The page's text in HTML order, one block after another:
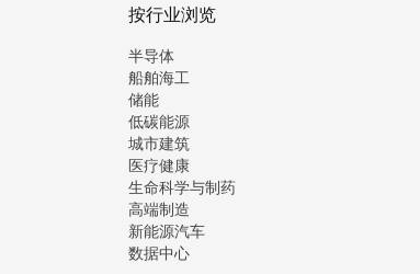
按行业浏览
半导体
船舶海工
储能
低碳能源
城市建筑
医疗健康
生命科学与制药
高端制造
新能源汽车
数据中心